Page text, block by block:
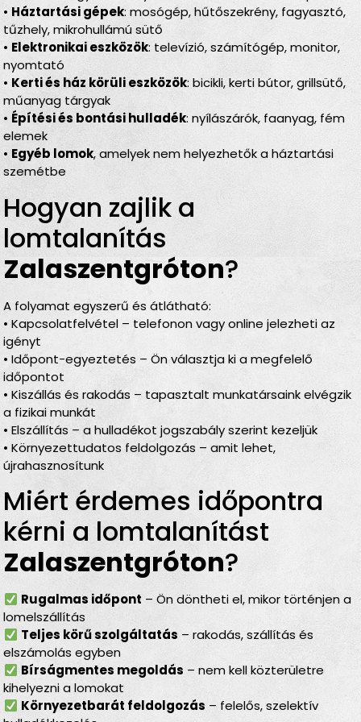
• Háztartási gépek: mosógép, hűtőszekrény, fagyasztó,
tűzhely, mikrohullámú sütő
• Elektronikai eszközök: televízió, számítógép, monitor,
nyomtató
• Kerti és ház körüli eszközök: bicikli, kerti bútor, grillsütő,
műanyag tárgyak
• Építési és bontási hulladék: nyílászárók, faanyag, fém
elemek
• Egyéb lomok, amelyek nem helyezhetők a háztartási
szemétbe
Hogyan zajlik a
lomtalanítás
Zalaszentgróton?
A folyamat egyszerű és átlátható:
• Kapcsolatfelvétel – telefonon vagy online jelezheti az
igényt
• Időpont-egyeztetés – Ön választja ki a megfelelő
időpontot
• Kiszállás és rakodás – tapasztalt munkatársaink elvégzik
a fizikai munkát
• Elszállítás – a hulladékot jogszabály szerint kezeljük
• Környezettudatos feldolgozás – amit lehet,
újrahasznosítunk
Miért érdemes időpontra
kérni a lomtalanítást
Zalaszentgróton?
Rugalmas időpont – Ön döntheti el, mikor történjen a
lomelszállítás
Teljes körű szolgáltatás – rakodás, szállítás és
elszámolás egyben
Bírságmentes megoldás – nem kell közterületre
kihelyezni a lomokat
Környezetbarát feldolgozás – felelős, szelektív